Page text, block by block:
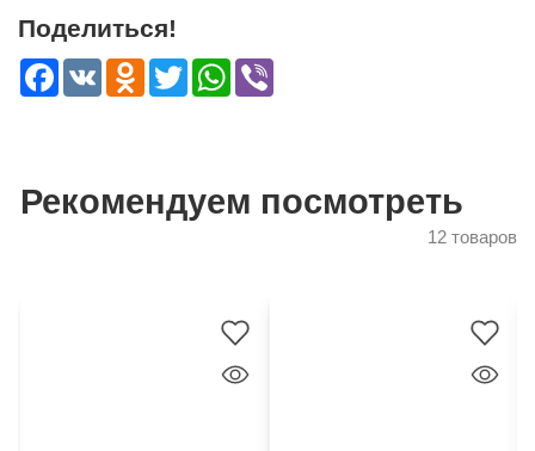
Поделиться!
Facebook
VK Odnoklassniki
TwitterWhatsApp
Рекомендуем посмотреть
12 товаров